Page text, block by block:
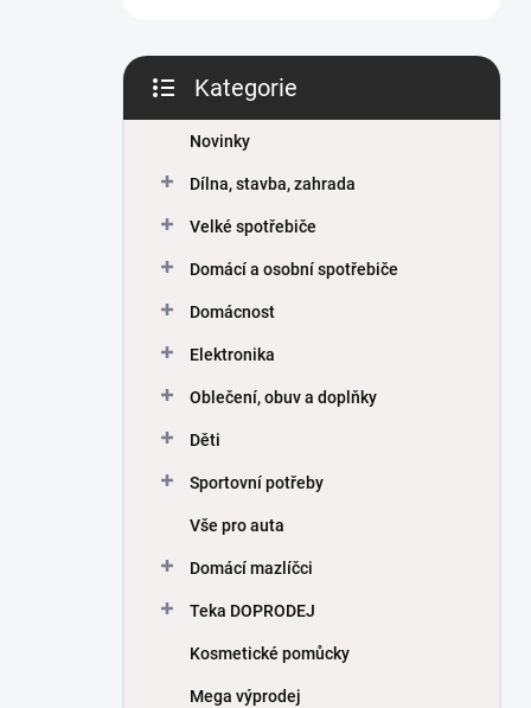
kategorie
Kategorie
Novinky
Dílna, stavba, zahrada
Velké spotřebiče
Domácí a osobní spotřebiče
Domácnost
Elektronika
Oblečení, obuv a doplňky
Děti
Sportovní potřeby
Vše pro auta
Domácí mazlíčci
Teka DOPRODEJ
Kosmetické pomůcky
Mega výprodej